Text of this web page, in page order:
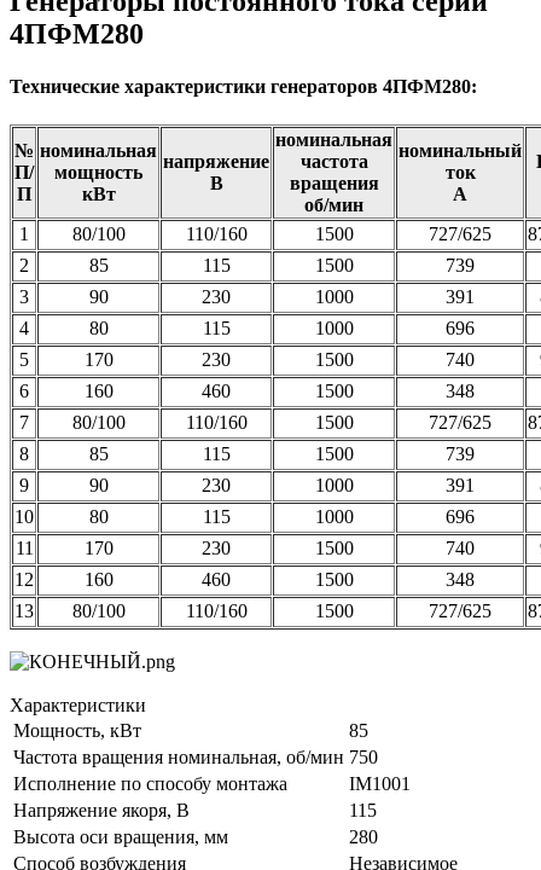
4ПФМ280
Технические характеристики генераторов 4ПФМ280:
№
П/
П
номинальная
мощность
кВт
напряжение
В
номинальная
частота
вращения
об/мин
номинальный
ток
А
1 80/100 110/160 1500 727/625
2
85 115 1500
739
3
90 230 1000 391
4
80 115 1000
696
5
170 230 1500 740
6
160 460 1500
348
7
80/100 110/160 1500 727/625
8
85 115 1500
739
9
90 230 1000 391
10
80 115 1000
696
11
170 230 1500 740
12
160 460 1500
348
13
80/100 110/160 1500 727/625
Характеристики
Мощность, кВт
85
Частота вращения номинальная, об/мин 750
Исполнение по способу монтажа
IM1001
Напряжение якоря, В
115
Высота оси вращения, мм
280
Способ возбуждения
Независимое